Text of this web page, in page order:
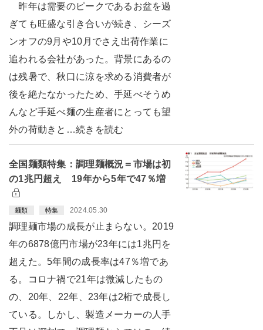
昨年は需要のピークであるお盆を過
ぎても旺盛な引き合いが続き、シーズ
ンオフの9月や10月でさえ出荷作業に
追われる会社があった。背景にあるの
は残暑で、秋口に涼を求める消費者が
後を絶たなかったため、手延べそうめ
んなど手延べ麺の生産者にとっても望
外の荷動きと…続きを読む
全国麺類特集：調理麺概況＝市場は初
の1兆円超え 19年から5年で47％増
麺類 特集 2024.05.30
調理麺市場の成長が止まらない。2019
年の6878億円市場が23年には1兆円を
超えた。5年間の成長率は47％増であ
る。コロナ禍で21年は微減したもの
の、20年、22年、23年は2桁で成長し
ている。しかし、製造メーカーの人手